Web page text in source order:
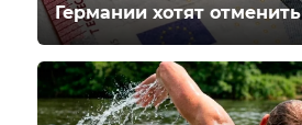
Германии хотят отменить